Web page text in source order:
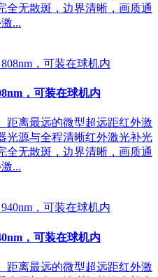
全无散斑，边界清晰，画质通
...
，可装在球机内
距离最远的微型超远距红外激
光源与全程清晰红外激光补光
全无散斑，边界清晰，画质通
...
，可装在球机内
距离最远的微型超远距红外激